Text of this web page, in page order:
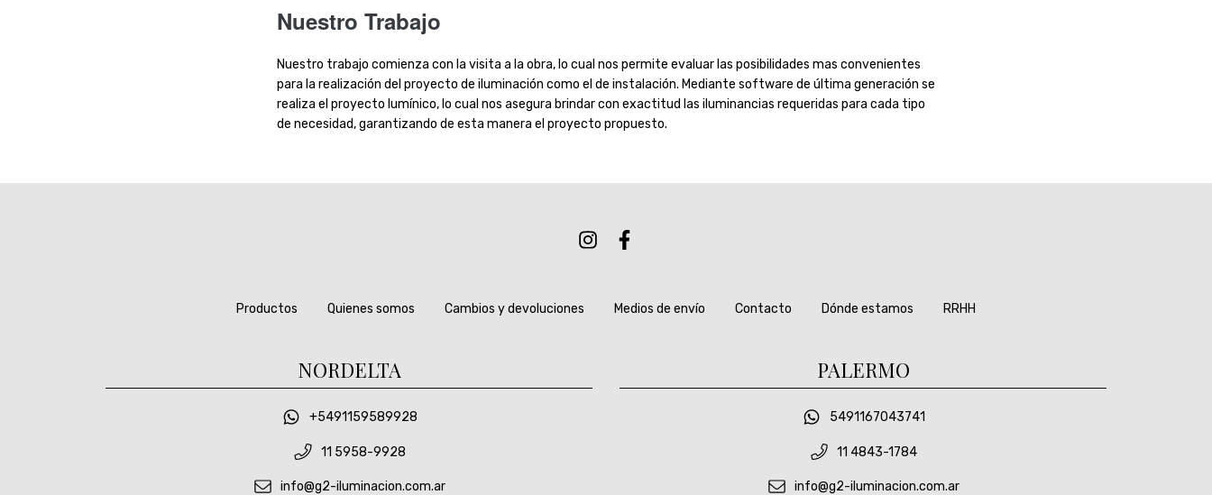
Nuestro Trabajo
Nuestro trabajo comienza con la visita a la obra, lo cual nos permite evaluar las posibilidades mas convenientes
para la realización del proyecto de iluminación como el de instalación. Mediante software de última generación se
realiza el proyecto lumínico, lo cual nos asegura brindar con exactitud las iluminancias requeridas para cada tipo
de necesidad, garantizando de esta manera el proyecto propuesto.
Productos Quienes somos Cambios y devoluciones Medios de envío Contacto Dónde estamos RRHH
NORDELTA
+5491159589928
11 5958-9928
info@g2-iluminacion.com.ar
PALERMO
5491167043741
11 4843-1784
info@g2-iluminacion.com.ar